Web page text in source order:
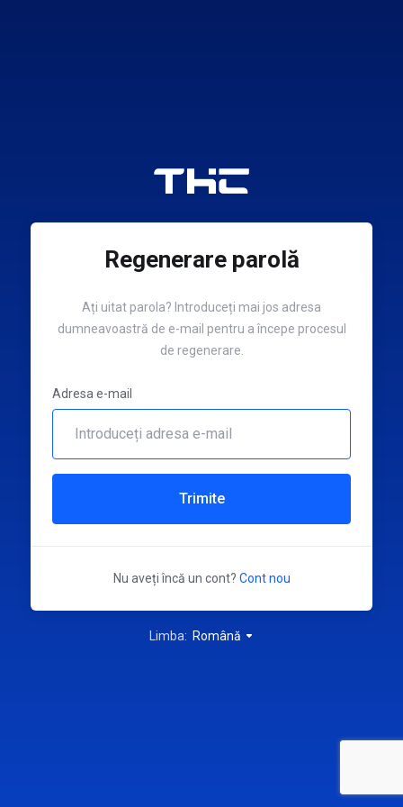
Regenerare parolă
Ați uitat parola? Introduceți mai jos adresa
dumneavoastră de e-mail pentru a începe procesul
de regenerare.
Adresa e-mail
Trimite
Nu aveți încă un cont? Cont nou
Limba: Română